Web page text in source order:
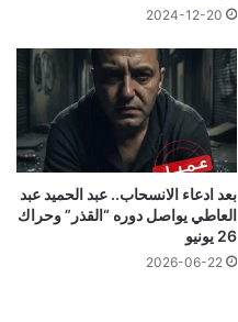
2024-12-20
بعد ادعاء الانسحاب.. عبد الحميد عبد
العاطي يواصل دوره “القذر” وحراك
26 يونيو
2026-06-22